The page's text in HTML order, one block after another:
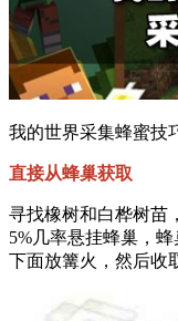
我的世界采集蜂蜜技
直接从蜂巢获取
寻找橡树和白桦树苗
5%几率悬挂蜂巢，
下面放篝火，然后收